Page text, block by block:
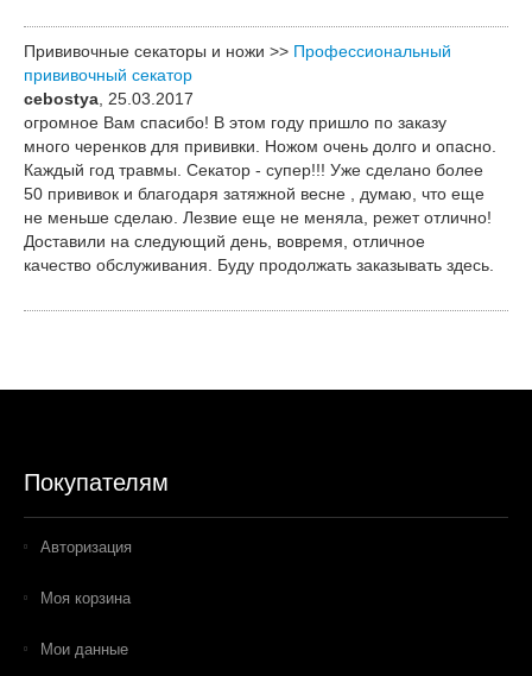
Прививочные секаторы и ножи >> Профессиональный
прививочный секатор
cebostya, 25.03.2017
огромное Вам спасибо! В этом году пришло по заказу
много черенков для прививки. Ножом очень долго и опасно.
Каждый год травмы. Секатор - супер!!! Уже сделано более
50 прививок и благодаря затяжной весне , думаю, что еще
не меньше сделаю. Лезвие еще не меняла, режет отлично!
Доставили на следующий день, вовремя, отличное
качество обслуживания. Буду продолжать заказывать здесь.
Покупателям
Авторизация
Моя корзина
Мои данные